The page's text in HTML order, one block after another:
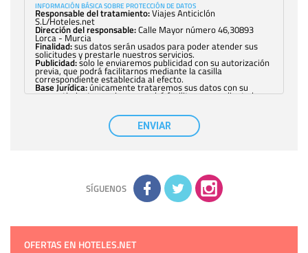
INFORMACIÓN BÁSICA SOBRE PROTECCIÓN DE DATOS
Responsable del tratamiento:Viajes Anticiclón
S.L/Hoteles.net
Dirección del responsable:Calle Mayor número 46,30893
Lorca - Murcia
Finalidad:sus datos serán usados para poder atender sus
solicitudes y prestarle nuestros servicios.
Publicidad:solo le enviaremos publicidad con su autorización
previa, que podrá facilitarnos mediante la casilla
correspondiente establecida al efecto.
Base Jurídica:únicamente trataremos sus datos con su
consentimiento previo, que podrá facilitarnos mediante la
con carácter general, sólo el personal de
nuestra entidad que esté debidamente autorizado podrá
tener conocimiento de la información que le pedimos. No se
comunicarán datos a terceros.
adicional y detallada sobre cómo tratamos sus datos en la
política de privacidad
ENVIAR
SÍGUENOS
OFERTAS EN HOTELES.NET